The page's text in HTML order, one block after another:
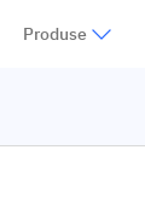
Produse